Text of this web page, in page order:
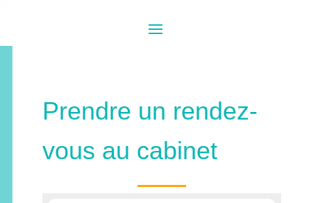
Prendre un rendez-
vous au cabinet